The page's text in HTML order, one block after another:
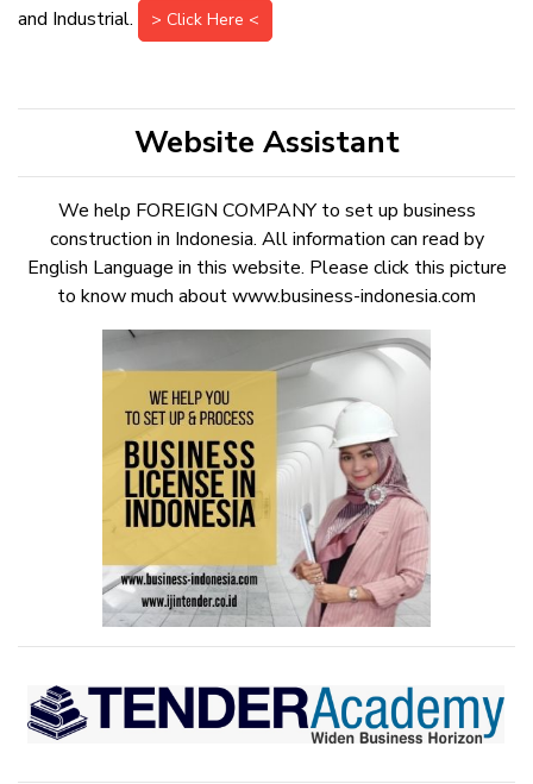
and Industrial.
> Click Here <
Website Assistant
We help FOREIGN COMPANY to set up business
construction in Indonesia. All information can read by
English Language in this website. Please click this picture
to know much about www.business-indonesia.com